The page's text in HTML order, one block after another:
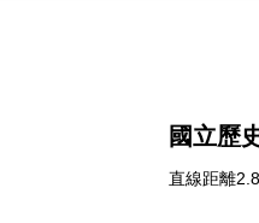
國立歷
直線距離